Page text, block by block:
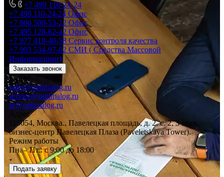
+7 499 110-24-24
+7 499 110-24-24 Офис
+7 800 500-53-22 Офис
+7 495 128-62-42 Офис
+7 977 418-40-58 Сервис контроля качества
+7 903 534-97-02 СМИ ( Средства Массовой
Информациии)
Заказать звонок
E-mail
sales@optimalog.ru
service@optimalog.ru
hr@optimalog.ru
Адрес
115054, Москва., Павелецкая площадь, д. 2, с. 2, 3 этаж,
бизнес-центр Павелецкая Плаза (Paveletskaya Tower).
Режим работы
Пн. – Пт.: с 9:00 до 18:00
Подать заявку